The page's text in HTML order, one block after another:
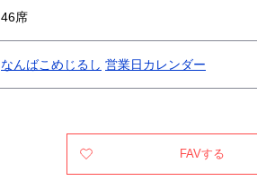
46席
なんばこめじるし 営業日カレンダー
FAVする